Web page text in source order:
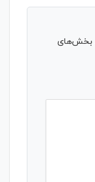
بخش‌های